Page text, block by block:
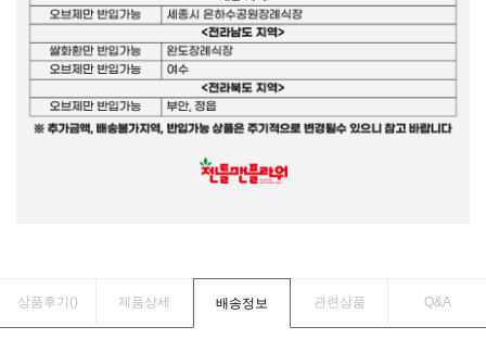
상품후기() 제품상세 배송정보 관련상품 Q&A